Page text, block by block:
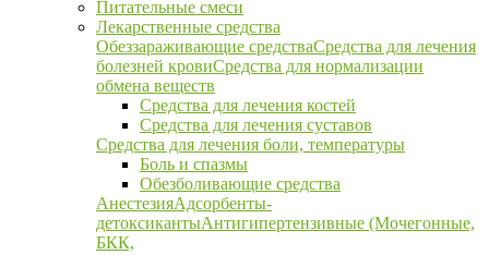
Питательные смеси
Лекарственные средства
Обеззараживающие средстваСредства для лечения
болезней кровиСредства для нормализации
обмена веществ
Средства для лечения костей
Средства для лечения суставов
Средства для лечения боли, температуры
Боль и спазмы
Обезболивающие средства
АнестезияАдсорбенты-
детоксикантыАнтигипертензивные (Мочегонные,
БКК,